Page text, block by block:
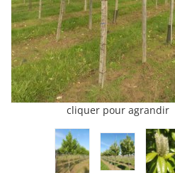
cliquer pour agrandir